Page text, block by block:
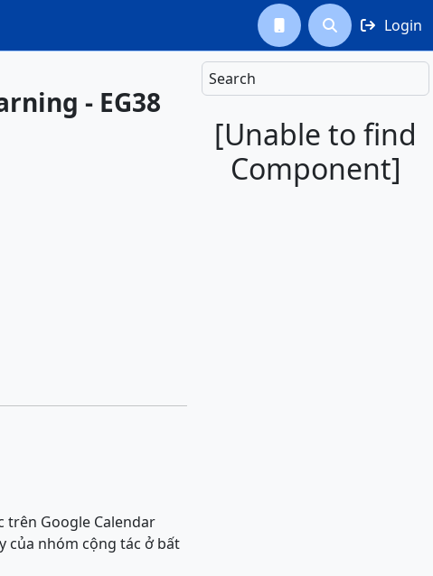
  Login
Search
[Unable to find
Component]
- EG38
trên Google Calendar
của nhóm cộng tác ở bất